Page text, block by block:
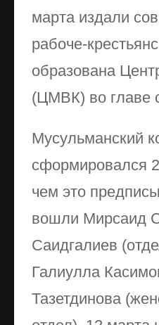
марта издали
рабоче-
образована
(ЦМВК) во главе
Мусульманский
сформировался
чем это
вошли Мирсаид
Саидгалиев
Галиулла
Тазетдинова